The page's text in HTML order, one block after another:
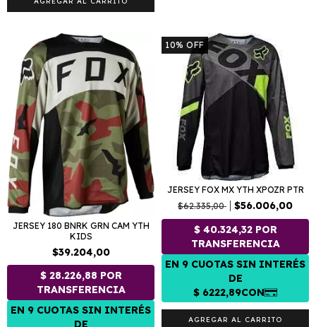
JERSEY 180 BNRK GRN CAM YTH
KIDS
$39.204,00
10% OFF
JERSEY FOX MX YTH XPOZR PTR
$62.335,00
$56.006,00
AGREGAR AL CARRITO